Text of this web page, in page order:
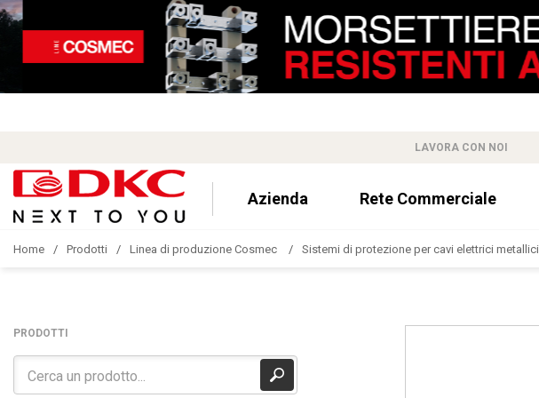
LAVORA CON NOI
Azienda Rete Commerciale
Home Prodotti Linea di produzione Cosmec Sistemi di protezione per cavi elettrici metallici
PRODOTTI